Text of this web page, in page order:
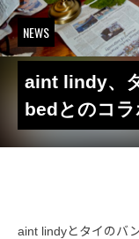
NEWS
aint lindy、
bedとのコラ
aint lindyとタイのバ